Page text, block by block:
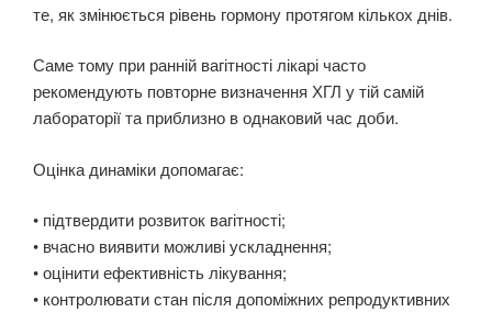
те, як змінюється рівень гормону протягом кількох днів.
Саме тому при ранній вагітності лікарі часто
рекомендують повторне визначення ХГЛ у тій самій
лабораторії та приблизно в однаковий час доби.
Оцінка динаміки допомагає:
• підтвердити розвиток вагітності;
• вчасно виявити можливі ускладнення;
• оцінити ефективність лікування;
• контролювати стан після допоміжних репродуктивних